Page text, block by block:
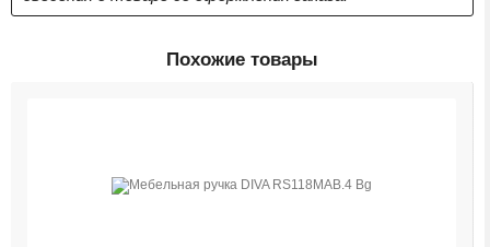
Похожие товары